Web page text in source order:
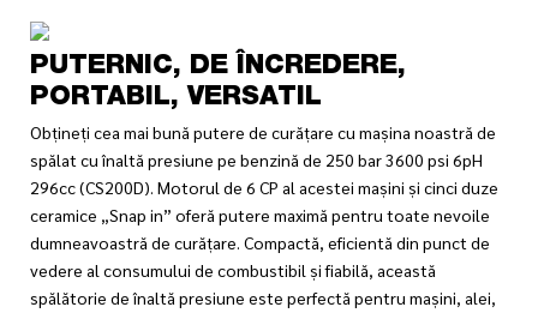
PUTERNIC, DE ÎNCREDERE,
PORTABIL, VERSATIL
Obțineți cea mai bună putere de curățare cu mașina noastră de
spălat cu înaltă presiune pe benzină de 250 bar 3600 psi 6pH
296cc (CS200D). Motorul de 6 CP al acestei mașini și cinci duze
ceramice „Snap in” oferă putere maximă pentru toate nevoile
dumneavoastră de curățare. Compactă, eficientă din punct de
vedere al consumului de combustibil și fiabilă, această
spălătorie de înaltă presiune este perfectă pentru mașini, alei,